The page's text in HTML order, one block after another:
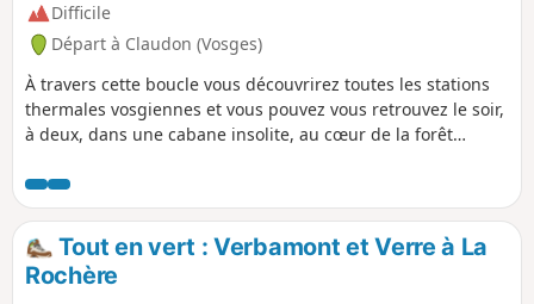
Difficile
Départ à Claudon (Vosges)
À travers cette boucle vous découvrirez toutes les stations
thermales vosgiennes et vous pouvez vous retrouvez le soir,
à deux, dans une cabane insolite, au cœur de la forêt
découvrir Bains-les-Bains et Plombières-les-Bains. Elle est à
combiner, si vous le souhaitez, avec la boucle Ouest
(Bourbonne-les-Bains, Martigny-les-Bains, Contrexéville et
Vittel.)Tout en vert : Verbamont et Verre à La
Rochère